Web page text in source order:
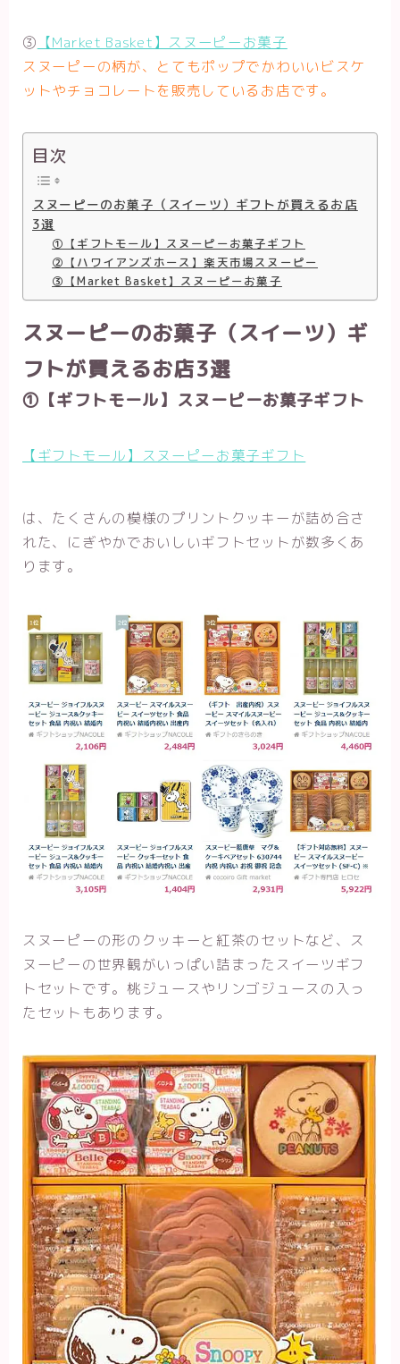
③ 【Market Basket】スヌーピーお菓子
スヌーピーの柄が、とてもポップでかわいいビスケ
ットやチョコレートを販売しているお店です。
目次
スヌーピーのお菓子（スイーツ）ギフトが買えるお店
3選
①【ギフトモール】スヌーピーお菓子ギフト
②【ハワイアンズホース】楽天市場スヌーピー
③【Market Basket】スヌーピーお菓子
スヌーピーのお菓子（スイーツ）ギ
フトが買えるお店3選
①【ギフトモール】スヌーピーお菓子ギフト
【ギフトモール】スヌーピーお菓子ギフト
は、たくさんの模様のプリントクッキーが詰め合さ
れた、にぎやかでおいしいギフトセットが数多くあ
ります。
スヌーピーの形のクッキーと紅茶のセットなど、ス
ヌーピーの世界観がいっぱい詰まったスイーツギフ
トセットです。桃ジュースやリンゴジュースの入っ
たセットもあります。